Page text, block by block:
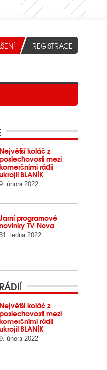
Největší koláč z
poslechovosti mezi
komerčními rádii
ukrojil BLANÍK
9. února 2022
Jarní programové
novinky TV Nova
31. ledna 2022
Největší koláč z
poslechovosti mezi
komerčními rádii
ukrojil BLANÍK
9. února 2022